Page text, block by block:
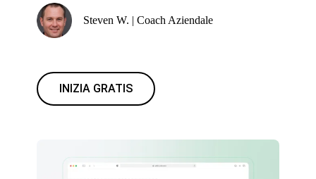
Steven W. | Coach Aziendale
INIZIA GRATIS